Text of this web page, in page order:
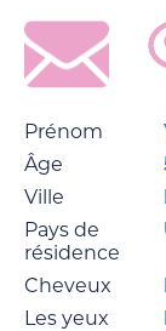
Prénom
Âge
Ville
Pays de
résidence
Cheveux
Les yeux